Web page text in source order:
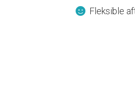
Fleksible